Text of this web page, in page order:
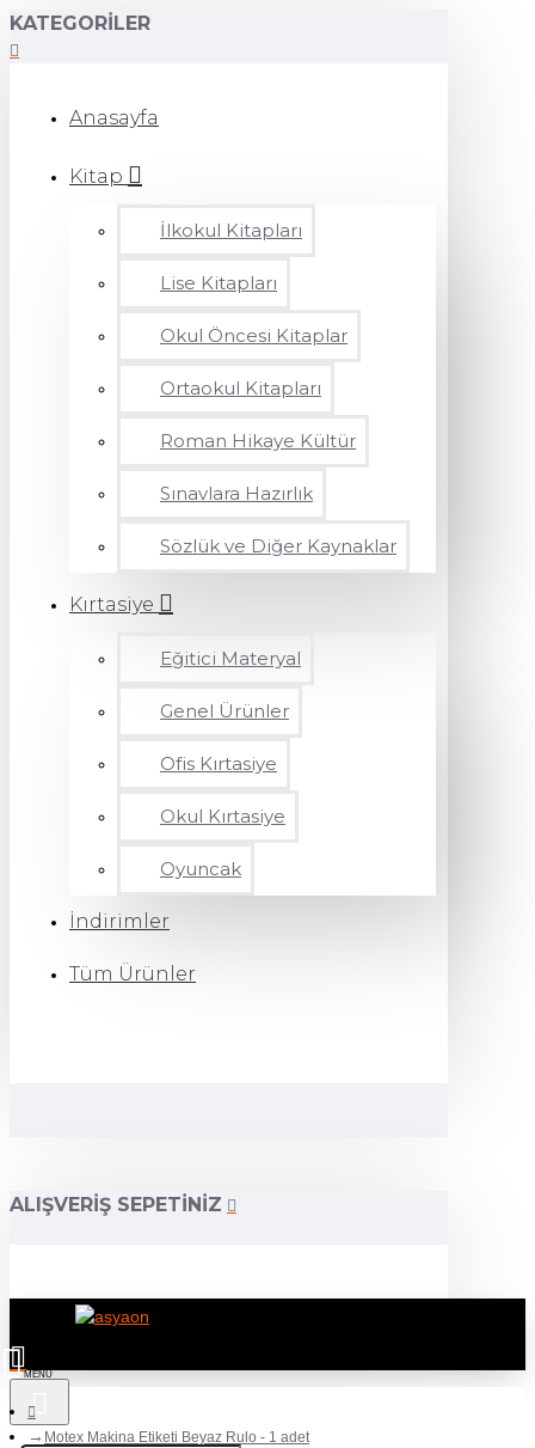
KATEGORILER
Anasayfa
Kitap
İlkokul Kitapları
Lise Kitapları
Okul Öncesi Kitaplar
Ortaokul Kitapları
Roman Hikaye Kültür
Sınavlara Hazırlık
Sözlük ve Diğer Kaynaklar
Kırtasiye
Eğitici Materyal
Genel Ürünler
Ofis Kırtasiye
Okul Kırtasiye
Oyuncak
İndirimler
Tüm Ürünler
ALIŞVERIŞ SEPETINIZ
Motex Makina Etiketi Beyaz Rulo - 1 adet